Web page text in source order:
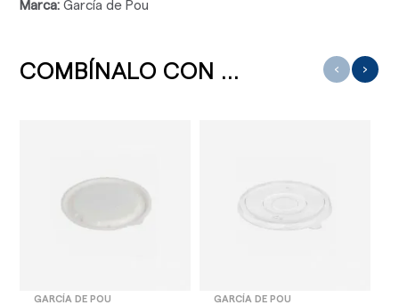
Marca: García de Pou
COMBÍNALO CON ...
GARCÍA DE POU GARCÍA DE POU
‹ ›